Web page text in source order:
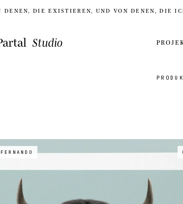
DENEN, DIE EXISTIEREN, UND VON DENEN, DIE
Studio